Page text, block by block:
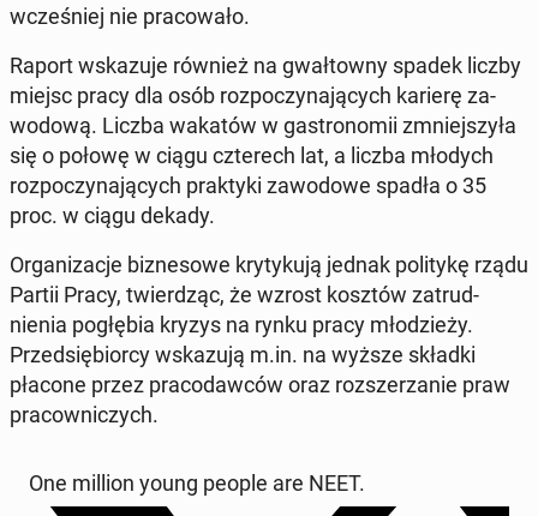
wcześniej nie pra­cow­ało.
Raport wskazu­je również na gwał­towny spadek liczby
miejsc pracy dla osób rozpoczy­na­ją­cych karierę za­
wodową. Liczba wakatów w gas­tronomii zm­niejszyła
się o połowę w ciągu czterech lat, a liczba młodych
rozpoczy­na­ją­cych prak­ty­ki za­wodowe spadła o 35
proc. w ciągu dekady.
Or­ga­ni­za­c­je biz­ne­sowe kry­tyku­ją jednak poli­tykę rządu
Partii Pracy, twierdząc, że wzrost kosztów za­trud­
nienia pogłębia kryzys na rynku pracy młodzieży.
Przed­siębior­cy wskazu­ją m.in. na wyższe składki
płacone przez pra­co­daw­ców oraz rozsz­erzanie praw
pra­cown­iczych.
One million young people are NEET.